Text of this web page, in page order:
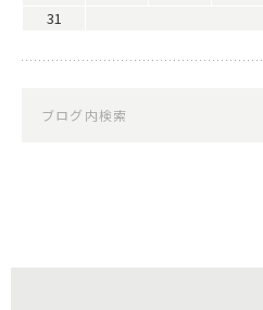
31